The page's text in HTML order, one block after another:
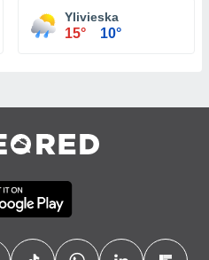
Ylivieska
15° 10°